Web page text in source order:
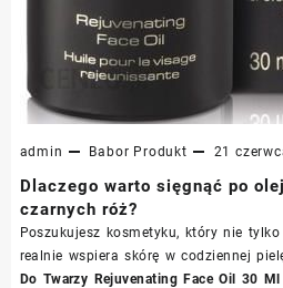
admin Babor Produkt 21
Dlaczego warto sięgnąć po
czarnych róż?
Poszukujesz kosmetyku, który nie
realnie wspiera skórę w codziennej
Do Twarzy Rejuvenating Face Oil 30 Ml